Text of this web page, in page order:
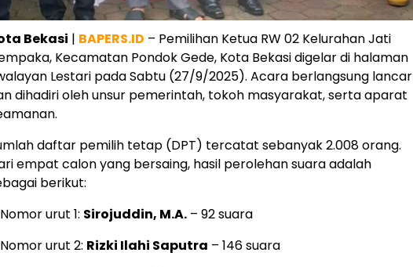
Bekasi | BAPERS.ID – Pemilihan Ketua RW 02 Kelurahan Jati
Kecamatan Pondok Gede, Kota Bekasi digelar di halaman
Lestari pada Sabtu (27/9/2025). Acara berlangsung lancar
dihadiri oleh unsur pemerintah, tokoh masyarakat, serta aparat
daftar pemilih tetap (DPT) tercatat sebanyak 2.008 orang.
empat calon yang bersaing, hasil perolehan suara adalah
berikut:
Nomor urut 1: Sirojuddin, M.A. – 92 suara
Nomor urut 2: Rizki Ilahi Saputra – 146 suara